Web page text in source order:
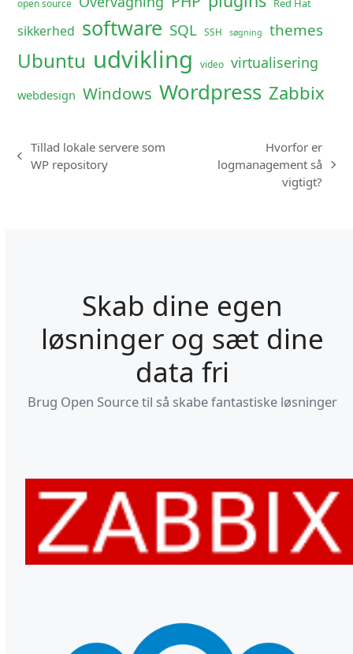
open source Red Hat
sikkerhed software SQL SSH søgning themes
Ubuntu udvikling video virtualisering
webdesign Windows Wordpress Zabbix
previous
Tillad lokale servere som
WP repository
Hvorfor er
logmanagement så
vigtigt?
Skab dine egen
løsninger og sæt dine
data fri
Brug Open Source til så skabe fantastiske løsninger